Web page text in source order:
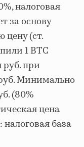
налоговая
за основу
(ст.
1 BTC
руб. при
Минимально
(80%
цена
база